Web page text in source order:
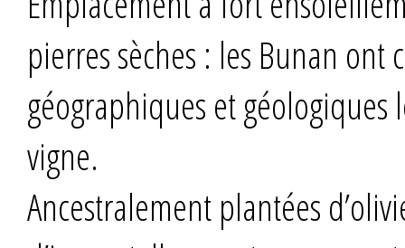
pierres sèches : les Bunan ont
géographiques et géologiques
vigne.
Ancestralement plantées